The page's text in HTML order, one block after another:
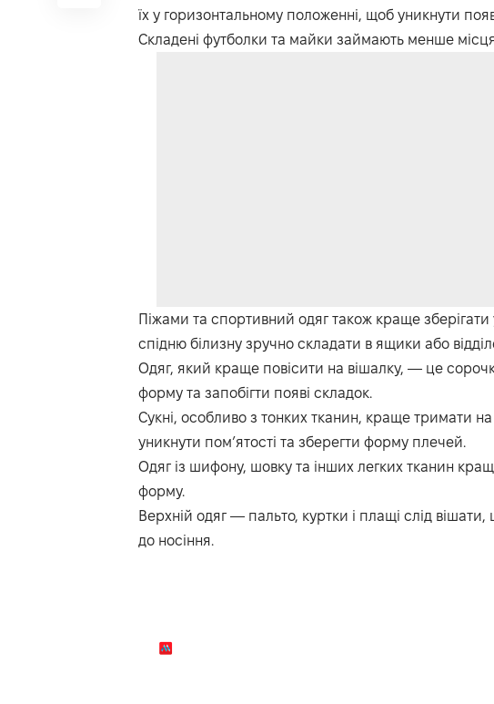
їх у горизонтальному положенні, щоб уникнути
Складені футболки та майки займають менше
Піжами та спортивний одяг також краще
спідню білизну зручно складати в ящики або
Одяг, який краще повісити на вішалку, — це
форму та запобігти появі складок.
Сукні, особливо з тонких тканин, краще тримати
уникнути пом’ятості та зберегти форму плечей.
Одяг із шифону, шовку та інших легких тканин
форму.
Верхній одяг — пальто, куртки і плащі слід
до носіння.